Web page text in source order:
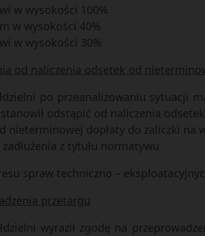
w wysokości 100%
w wysokości 40%
w wysokości 30%
od naliczenia odsetek od
po przeanalizowaniu sytuacji
odstąpić od naliczenia odsetek
nieterminowej dopłaty do zaliczki na
z tytułu normatywu
spraw techniczno –
przetargu
wyraził zgodę na